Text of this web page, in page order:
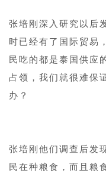
张培刚深入研究以后
时已经有了国际贸易
民吃的都是泰国供应
占领，我们就很难保
办？
张培刚他们调查后发
民在种粮食，而且粮